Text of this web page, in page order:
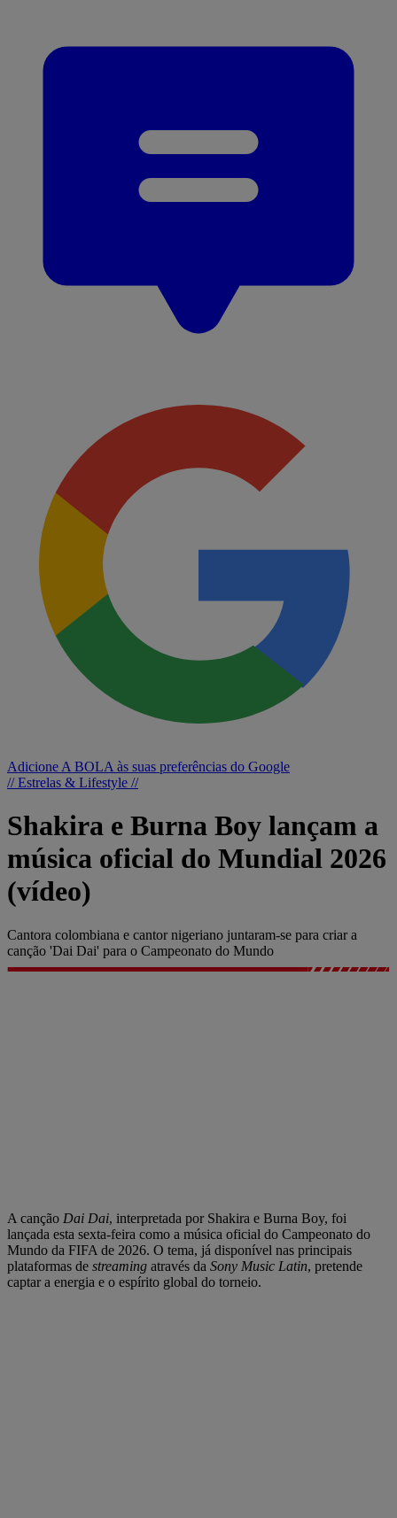
Adicione A BOLA às suas preferências do Google
// Estrelas & Lifestyle //
Shakira e Burna Boy lançam a
música oficial do Mundial 2026
(vídeo)
Cantora colombiana e cantor nigeriano juntaram-se para criar a
canção 'Dai Dai' para o Campeonato do Mundo
A canção Dai Dai, interpretada por Shakira e Burna Boy, foi
lançada esta sexta-feira como a música oficial do Campeonato do
Mundo da FIFA de 2026. O tema, já disponível nas principais
plataformas de streaming através da Sony Music Latin, pretende
captar a energia e o espírito global do torneio.